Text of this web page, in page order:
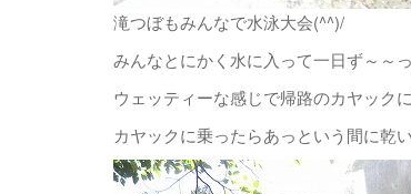
滝つぼもみんなで水泳大会(^^)/
みんなとにかく水に入って一日ず～～
ウェッティーな感じで帰路のカヤックに
カヤックに乗ったらあっという間に乾